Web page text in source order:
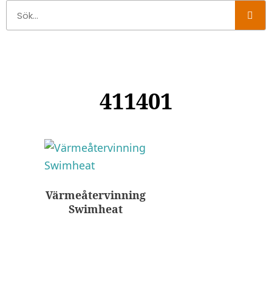
411401
Värmeåtervinning
Swimheat